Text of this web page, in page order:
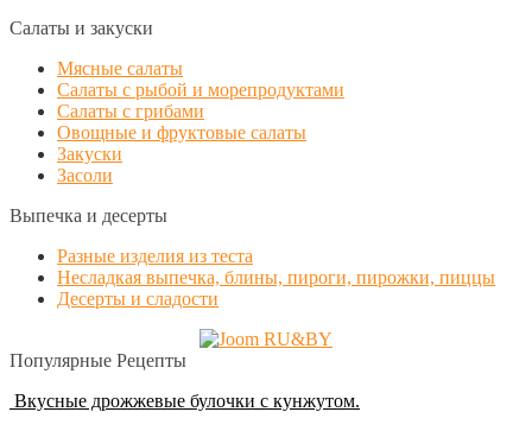
Салаты и закуски
Мясные салаты
Салаты с рыбой и морепродуктами
Салаты с грибами
Овощные и фруктовые салаты
Закуски
Засоли
Выпечка и десерты
Разные изделия из теста
Несладкая выпечка, блины, пироги, пирожки, пиццы
Десерты и сладости
Популярные Рецепты
Вкусные дрожжевые булочки с кунжутом.